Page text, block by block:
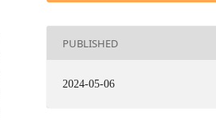
PUBLISHED
2024-05-06